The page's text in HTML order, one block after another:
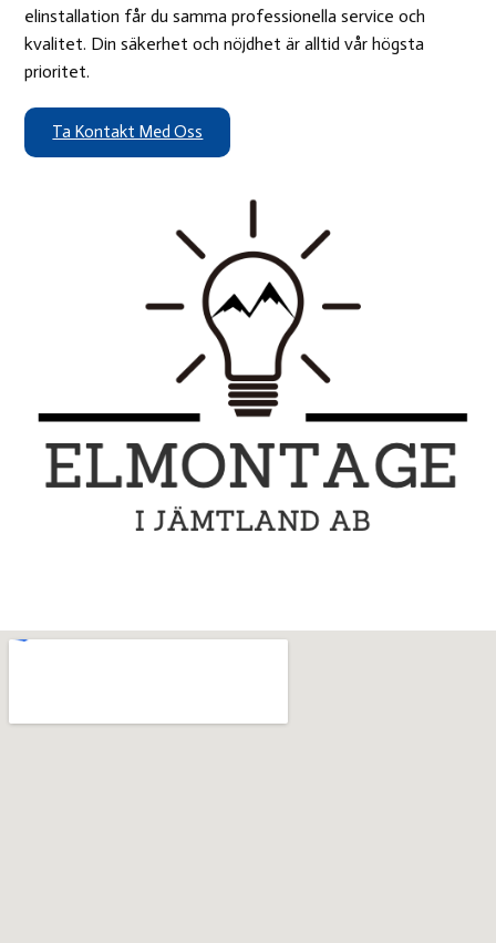
elinstallation får du samma professionella service och
kvalitet. Din säkerhet och nöjdhet är alltid vår högsta
prioritet.
Ta Kontakt Med Oss